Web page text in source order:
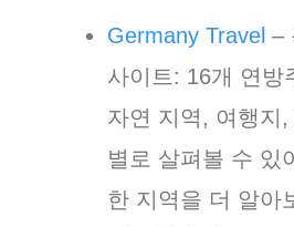
Germany Travel –
사이트: 16개 연방
자연 지역, 여행지
별로 살펴볼 수 있
한 지역을 더 알아